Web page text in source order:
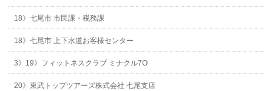
18》七尾市 市民課・税務課
18》七尾市 上下水道お客様センター
3》19》フィットネスクラブ ミナクル7O
20》東武トップツアーズ株式会社 七尾支店